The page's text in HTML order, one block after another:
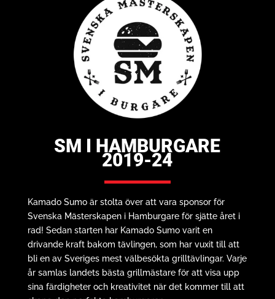
SM I HAMBURGARE
2019-24
Kamado Sumo är stolta över att vara sponsor för
Svenska Mästerskapen i Hamburgare för sjätte året i
rad! Sedan starten har Kamado Sumo varit en
drivande kraft bakom tävlingen, som har vuxit till att
bli en av Sveriges mest välbesökta grilltävlingar. Varje
år samlas landets bästa grillmästare för att visa upp
sina färdigheter och kreativitet när det kommer till att